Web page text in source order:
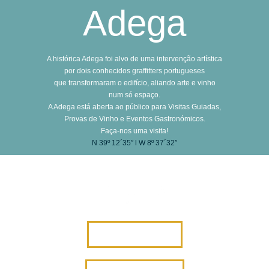
Adega
A histórica Adega foi alvo de uma intervenção artística
por dois conhecidos graffitters portugueses
que transformaram o edifício, aliando arte e vinho
num só espaço.
A Adega está aberta ao público para Visitas Guiadas,
Provas de Vinho e Eventos Gastronómicos.
Faça-nos uma visita!
N 39º 12´35″ l W 8º 37´32″